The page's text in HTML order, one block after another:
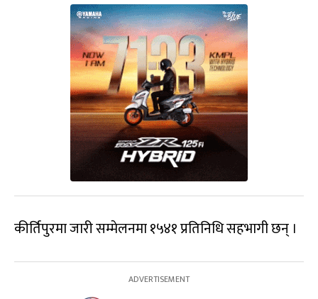
कीर्तिपुरमा जारी सम्मेलनमा १५४१ प्रतिनिधि सहभागी छन् ।